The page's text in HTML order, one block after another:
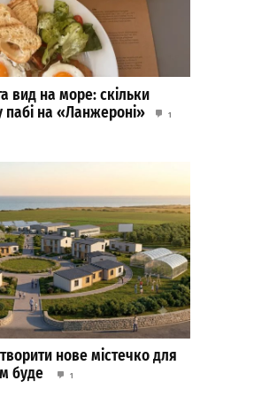
вид на море: скільки
пабі на «Ланжероні»
1
нове містечко для
буде
1